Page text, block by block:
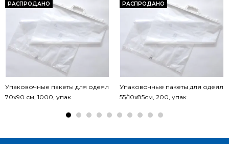
РАСПРОДАНО
Упаковочные пакеты для одеял
70х90 см, 1000, упак
РАСПРОДАНО
Упаковочные пакеты для одеял
55/10х85см, 200, упак